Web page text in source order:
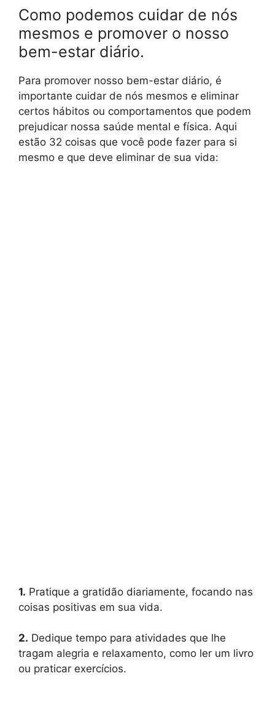
Como podemos cuidar de nós
mesmos e promover o nosso
bem-estar diário.
Para promover nosso bem-estar diário, é
importante cuidar de nós mesmos e eliminar
certos hábitos ou comportamentos que podem
prejudicar nossa saúde mental e física. Aqui
estão 32 coisas que você pode fazer para si
mesmo e que deve eliminar de sua vida:
1. Pratique a gratidão diariamente, focando nas
coisas positivas em sua vida.
2. Dedique tempo para atividades que lhe
tragam alegria e relaxamento, como ler um livro
ou praticar exercícios.